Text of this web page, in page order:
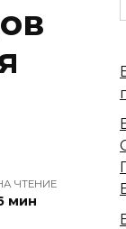
ЧТЕНИЕ
мин